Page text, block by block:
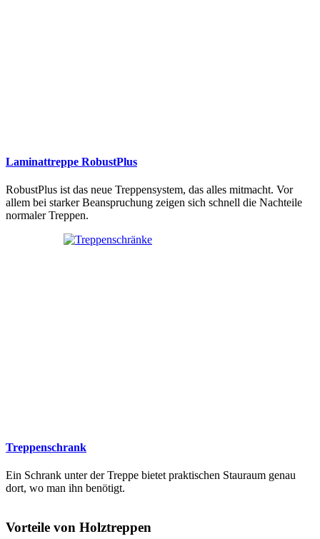
Laminattreppe RobustPlus
RobustPlus ist das neue Treppensystem, das alles mitmacht. Vor
allem bei starker Beanspruchung zeigen sich schnell die Nachteile
normaler Treppen.
Treppenschrank
Ein Schrank unter der Treppe bietet praktischen Stauraum genau
dort, wo man ihn benötigt.
Vorteile von Holztreppen